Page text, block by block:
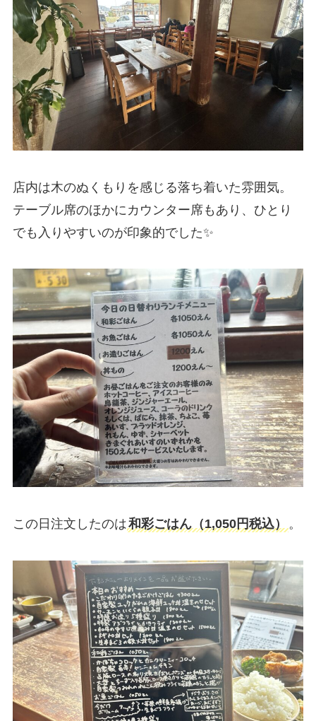
店内は木のぬくもりを感じる落ち着いた雰囲気。
テーブル席のほかにカウンター席もあり、ひとり
でも入りやすいのが印象的でした✨
この日注文したのは和彩ごはん（1,050円税込） 。